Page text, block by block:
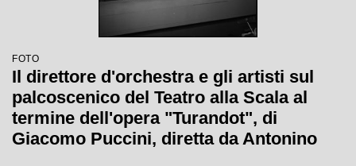
FOTO
Il direttore d'orchestra e gli artisti sul
palcoscenico del Teatro alla Scala al
termine dell'opera "Turandot", di
Giacomo Puccini, diretta da Antonino